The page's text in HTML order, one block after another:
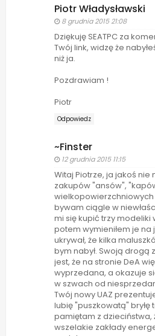
Piotr Władysławski
8 grudnia 2015 21:08
Dziękuję SEATPC za
Twój link, widzę że
niż ja.
Pozdrawiam !
Piotr
Odpowiedz
~Finster
12 grudnia 2015 11:15
Witaj Piotrze, ja jakoś
zakupów "ansów",
bywam ciągle w
mi się kupić trzy modeliki
potem wymieniłem je na
ukrywał, że kilka
bym nabył. Swoją drogą
jest, że na stronie DeA
wyprzedana, a okazuje
w szwach od
Twój nowy UAZ
lubię "puszkowatą"
pamiętam z dzieciństwa,
wszelakie zakłady